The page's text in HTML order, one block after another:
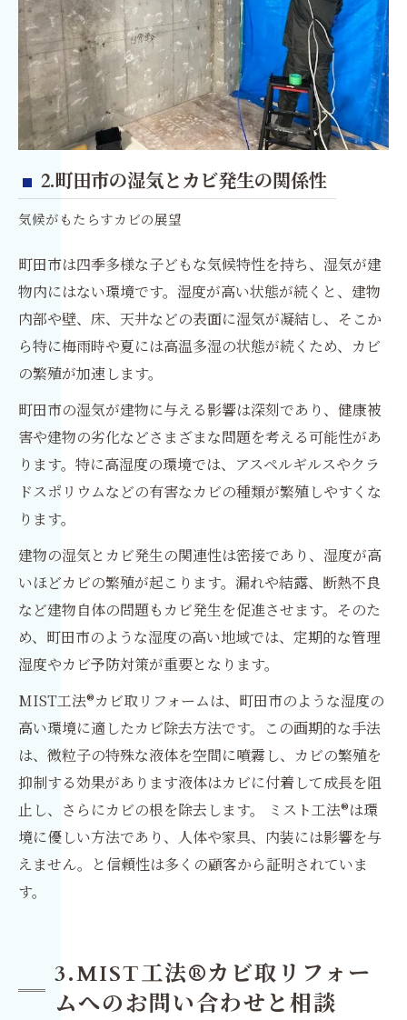
2.町田市の湿気とカビ発生の関係性
気候がもたらすカビの展望
町田市は四季多様な子どもな気候特性を持ち、湿気が建
物内にはない環境です。湿度が高い状態が続くと、建物
内部や壁、床、天井などの表面に湿気が凝結し、そこか
ら特に梅雨時や夏には高温多湿の状態が続くため、カビ
の繁殖が加速します。
町田市の湿気が建物に与える影響は深刻であり、健康被
害や建物の劣化などさまざまな問題を考える可能性があ
ります。特に高湿度の環境では、アスペルギルスやクラ
ドスポリウムなどの有害なカビの種類が繁殖しやすくな
ります。
建物の湿気とカビ発生の関連性は密接であり、湿度が高
いほどカビの繁殖が起こります。漏れや結露、断熱不良
など建物自体の問題もカビ発生を促進させます。そのた
め、町田市のような湿度の高い地域では、定期的な管理
湿度やカビ予防対策が重要となります。
MIST工法®カビ取リフォームは、町田市のような湿度の
高い環境に適したカビ除去方法です。この画期的な手法
は、微粒子の特殊な液体を空間に噴霧し、カビの繁殖を
抑制する効果があります液体はカビに付着して成長を阻
止し、さらにカビの根を除去します。 ミスト工法®は環
境に優しい方法であり、人体や家具、内装には影響を与
えません。と信頼性は多くの顧客から証明されていま
す。
3.MIST工法®カビ取リフォー
ムへのお問い合わせと相談